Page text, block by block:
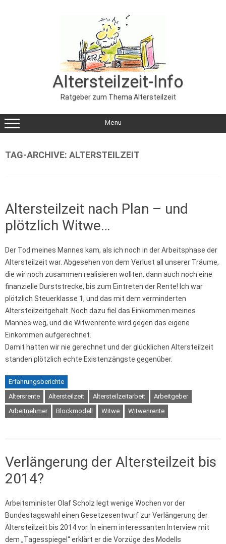
Altersteilzeit-Info
Ratgeber zum Thema Altersteilzeit
Menu
TAG-ARCHIVE: ALTERSTEILZEIT
Altersteilzeit nach Plan – und
plötzlich Witwe…
Der Tod meines Mannes kam, als ich noch in der Arbeitsphase der
Altersteilzeit war. Abgesehen von dem Verlust all unserer Träume,
die wir noch zusammen realisieren wollten, dann auch noch eine
finanzielle Durststrecke, bis zum Eintreten der Rente! Ich war
plötzlich Steuerklasse 1, und das mit dem verminderten
Altersteilzeitgehalt. Noch dazu fiel das Einkommen meines
Mannes weg, und die Witwenrente wird gegen das eigene
Einkommen aufgerechnet.
Damit hatten wir nie gerechnet und der glücklichen Altersteilzeit
standen plötzlich echte Existenzängste gegenüber.
Erfahrungsberichte
Altersrente
Altersteilzeit Altersteilzeitarbeit
Arbeitgeber
Arbeitnehmer
Blockmodell Witwe Witwenrente
Verlängerung der Altersteilzeit bis
2014?
Arbeitsminister Olaf Scholz legt wenige Wochen vor der
Bundestagswahl einen Gesetzesentwurf zur Verlängerung der
Altersteilzeit bis 2014 vor. In einem interessanten Interview mit
dem „Tagesspiegel“ erklärt er die Vorzüge des Modells